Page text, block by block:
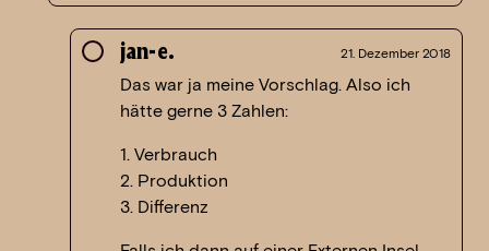
jan-e. 21. Dezember 2018
Das war ja meine Vorschlag. Also ich
hätte gerne 3 Zahlen:
1. Verbrauch
2. Produktion
3. Differenz